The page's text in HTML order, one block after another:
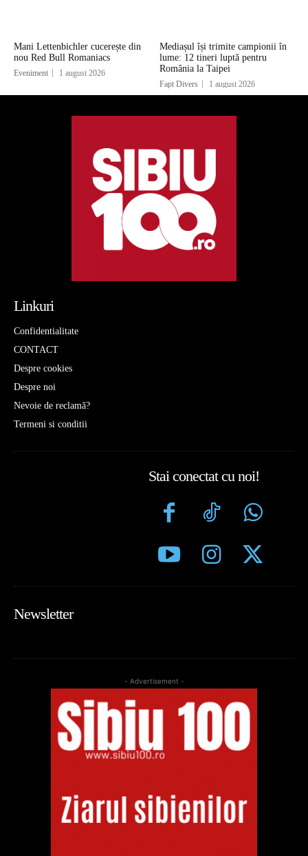
Mani Lettenbichler cucerește din
nou Red Bull Romaniacs
Eveniment 1 august 2026
Mediașul își trimite campionii în
lume: 12 tineri luptă pentru
România la Taipei
Fapt Divers 1 august 2026
Linkuri
Confidentialitate
CONTACT
Despre cookies
Despre noi
Nevoie de reclamă?
Termeni si conditii
Stai conectat cu noi!
Newsletter
- Advertisement -